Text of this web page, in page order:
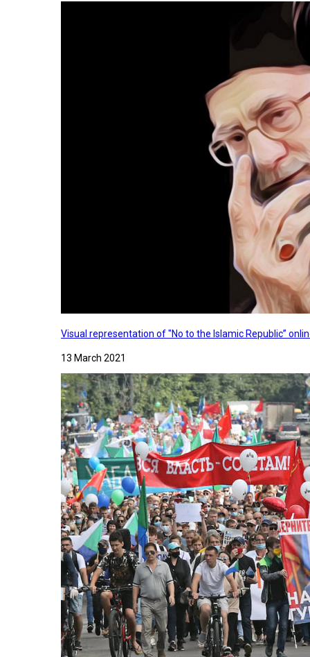
Visual representation of "No to the Islamic Republic”
13 March 2021